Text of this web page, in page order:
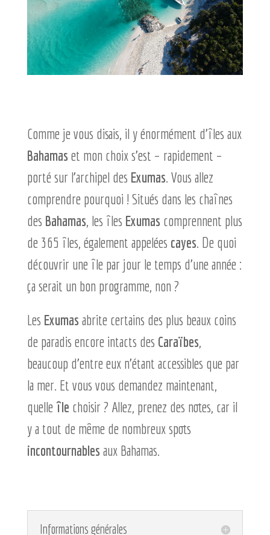
Comme je vous disais, il y énormément d’îles aux
Bahamas et mon choix s’est – rapidement –
porté sur l’archipel des Exumas. Vous allez
comprendre pourquoi ! Situés dans les chaînes
des Bahamas, les îles Exumas comprennent plus
de 365 îles, également appelées cayes. De quoi
découvrir une île par jour le temps d’une année :
ça serait un bon programme, non ?
Les Exumas abrite certains des plus beaux coins
de paradis encore intacts des Caraïbes,
beaucoup d’entre eux n’étant accessibles que par
la mer. Et vous vous demandez maintenant,
quelle île choisir ? Allez, prenez des notes, car il
y a tout de même de nombreux spots
incontournables aux Bahamas.
Informations générales